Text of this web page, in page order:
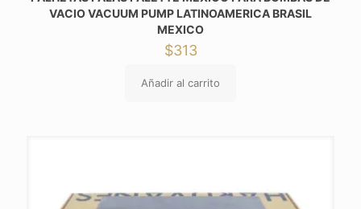
VACIO VACUUM PUMP LATINOAMERICA BRASIL
MEXICO
$313
Añadir al carrito